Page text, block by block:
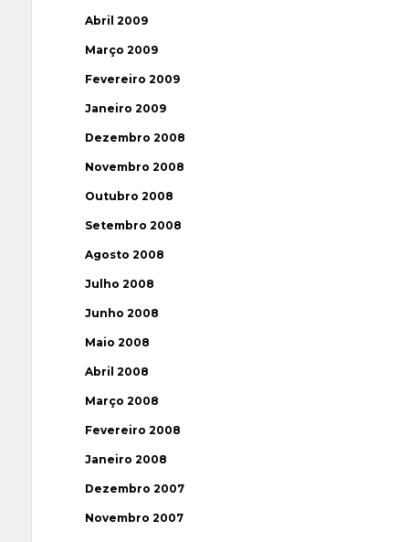
Abril 2009
Março 2009
Fevereiro 2009
Janeiro 2009
Dezembro 2008
Novembro 2008
Outubro 2008
Setembro 2008
Agosto 2008
Julho 2008
Junho 2008
Maio 2008
Abril 2008
Março 2008
Fevereiro 2008
Janeiro 2008
Dezembro 2007
Novembro 2007